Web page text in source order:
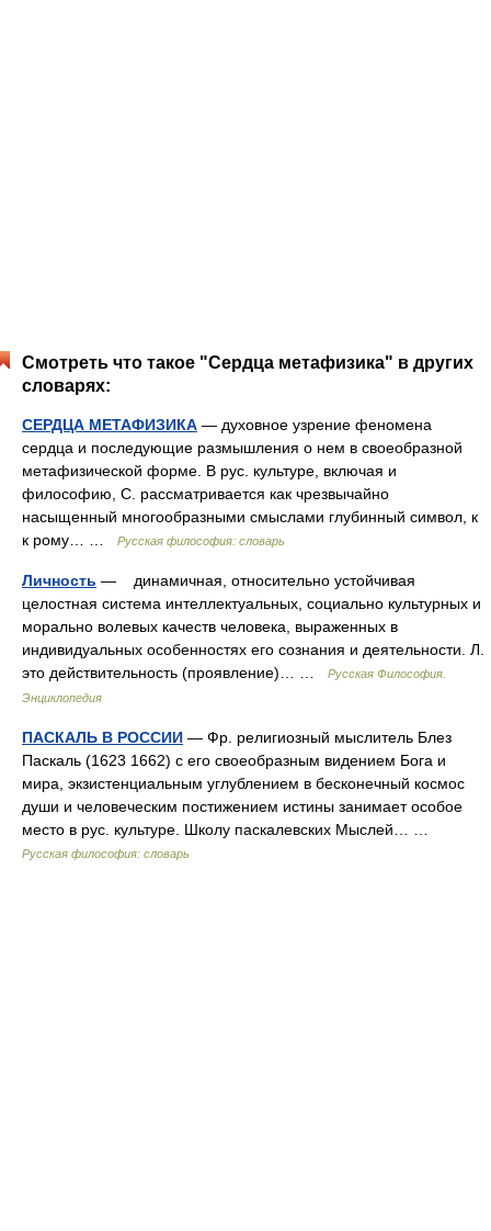
Смотреть что такое "Сердца метафизика" в других
словарях:
СЕРДЦА МЕТАФИЗИКА — духовное узрение феномена
сердца и последующие размышления о нем в своеобразной
метафизической форме. В рус. культуре, включая и
философию, С. рассматривается как чрезвычайно
насыщенный многообразными смыслами глубинный символ, к
к рому… …
Русская философия: словарь
Личность — динамичная, относительно устойчивая
целостная система интеллектуальных, социально культурных и
морально волевых качеств человека, выраженных в
индивидуальных особенностях его сознания и деятельности. Л.
это действительность (проявление)… …
Русская Философия.
Энциклопедия
ПАСКАЛЬ В РОССИИ — Фр. религиозный мыслитель Блез
Паскаль (1623 1662) с его своеобразным видением Бога и
мира, экзистенциальным углублением в бесконечный космос
души и человеческим постижением истины занимает особое
место в рус. культуре. Школу паскалевских Мыслей… …
Русская философия: словарь